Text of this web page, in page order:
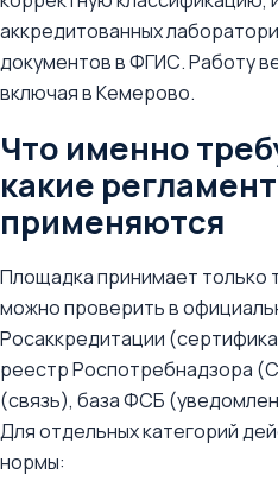
аккредитованных
документов в ФГИС. Работу
включая в Кемерово.
Что именно
какие
применяются
Площадка принимает только
можно проверить в
Росаккредитации
реестр Роспотребнадзора
(связь), база ФСБ
Для отдельных категорий
нормы: